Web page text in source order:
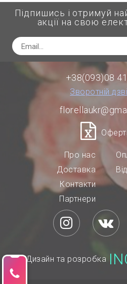
Підпишись і отримуй
акції на свою
+38(093)08
Зворотній
Про нас
Доставка
Контакти
Партнери
Дизайн та розробка